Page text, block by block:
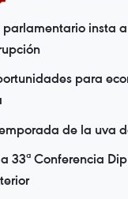
parlamentario insta
para
de la uva
33ª Conferencia